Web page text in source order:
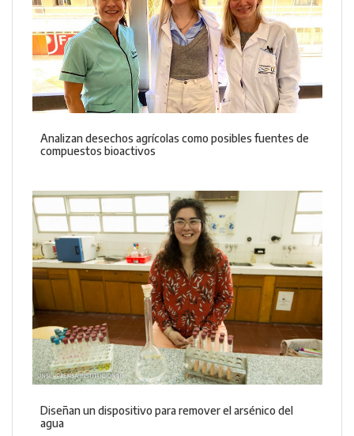
Analizan desechos agrícolas como posibles fuentes de
compuestos bioactivos
Diseñan un dispositivo para remover el arsénico del
agua